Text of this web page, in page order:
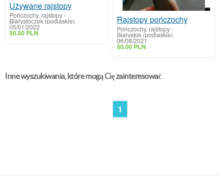
Używane rajstopy
Pończochy, rajstopy-
Białystoczek (podlaskie)
05/01/2022
50.00 PLN
Rajstopy pończochy
Pończochy, rajstopy-
Białystok (podlaskie)
06/08/2021
50.00 PLN
Inne wyszukiwania, które mogą Cię zainteresować
1